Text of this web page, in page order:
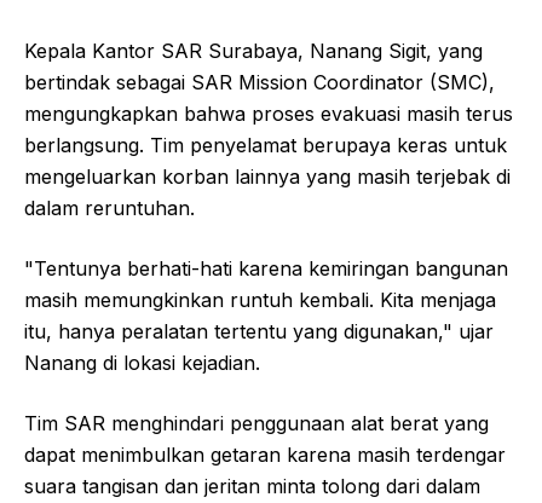
Kepala Kantor SAR Surabaya, Nanang Sigit, yang
bertindak sebagai SAR Mission Coordinator (SMC),
mengungkapkan bahwa proses evakuasi masih terus
berlangsung. Tim penyelamat berupaya keras untuk
mengeluarkan korban lainnya yang masih terjebak di
dalam reruntuhan.
"Tentunya berhati-hati karena kemiringan bangunan
masih memungkinkan runtuh kembali. Kita menjaga
itu, hanya peralatan tertentu yang digunakan," ujar
Nanang di lokasi kejadian.
Tim SAR menghindari penggunaan alat berat yang
dapat menimbulkan getaran karena masih terdengar
suara tangisan dan jeritan minta tolong dari dalam